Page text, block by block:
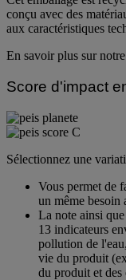
conçu avec des
aux caractéristiques
En savoir plus sur
Score d'impact
Sélectionnez une
Vous permet de
un même besoin
La note ainsi que
13 indicateurs
pollution de
vie du produit
du produit et